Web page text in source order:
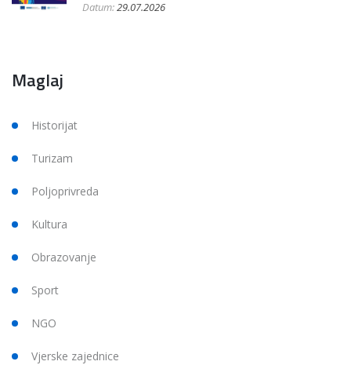
Datum:29.07.2026
Maglaj
Historijat
Turizam
Poljoprivreda
Kultura
Obrazovanje
Sport
NGO
Vjerske zajednice